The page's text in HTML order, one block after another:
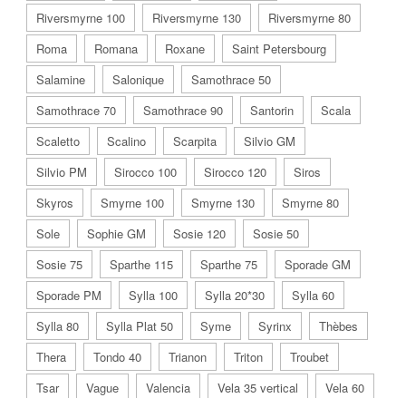
Riversmyrne 100
Riversmyrne 130
Riversmyrne 80
Roma
Romana Roxane
Saint Petersbourg
Salamine
Salonique
Samothrace 50
Samothrace 70
Samothrace 90 Santorin
Scala
Scaletto
Scalino Scarpita
Silvio GM
Silvio PM
Sirocco 100 Sirocco 120
Siros
Skyros
Smyrne 100 Smyrne 130
Smyrne 80
Sole
Sophie GM Sosie 120
Sosie 50
Sosie 75
Sparthe 115 Sparthe 75
Sporade GM
Sporade PM
Sylla 100 Sylla 20*30
Sylla 60
Sylla 80
Sylla Plat 50 Syme Syrinx
Thèbes
Thera
Tondo 40 Trianon Triton
Troubet
Tsar
Vague Valencia Vela 35 vertical
Vela 60